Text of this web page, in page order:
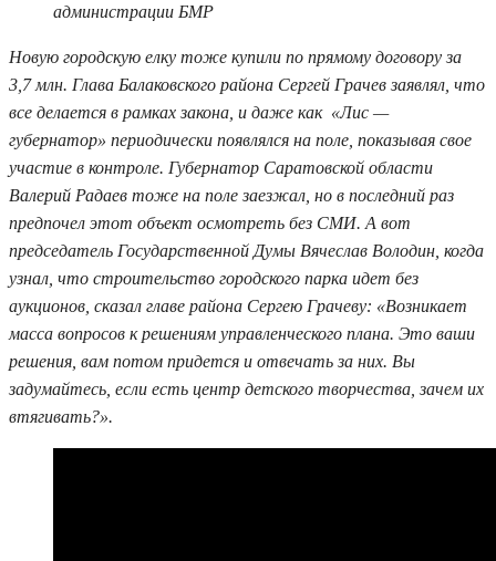
администрации БМР
Новую городскую елку тоже купили по прямому договору за
3,7 млн. Глава Балаковского района Сергей Грачев заявлял, что
все делается в рамках закона, и даже как «Лис —
губернатор» периодически появлялся на поле, показывая свое
участие в контроле. Губернатор Саратовской области
Валерий Радаев тоже на поле заезжал, но в последний раз
предпочел этот объект осмотреть без СМИ. А вот
председатель Государственной Думы Вячеслав Володин, когда
узнал, что строительство городского парка идет без
аукционов, сказал главе района Сергею Грачеву: «Возникает
масса вопросов к решениям управленческого плана. Это ваши
решения, вам потом придется и отвечать за них. Вы
задумайтесь, если есть центр детского творчества, зачем их
втягивать?».